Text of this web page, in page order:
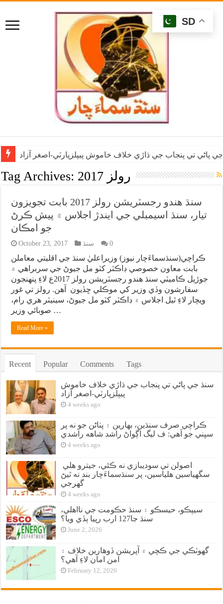
پاڻي تي پنجاب جي ڌاڙي خلاف خاموش پيپلزپارٽي-اصغر آزاد
Tag Archives: 2017 رولز
سنڌ هندو رجسٽريشن رولز 2017 بابت تجويزون
تيار، سنڌ اسيمبلي جي ايندڙ اجلاس ۾ پيش ڪرڻ
جو امڪان
October 23, 2017 سنڌ 0
ڪراچي(سنڌسماءَچار نيوز) وزيراعليٰ سنڌ جي اقليتي معاملن
بابت معاون خصوصي ڊاڪٽر کٽو مل جيوڻ جي سربراهي ۾
جوڙيل ڪاميٽي سنڌ هندو رجسٽريشن رولز 2017ع لاءِ پنهنجون
سفارشون وڏي وزير کي موڪلي ڇڏيون آهن. رولز تي غور
ويچار لاءِ ٿيل اجلاس ۾ ڊاڪٽر کٽو مل جيوڻ، سينيٽر هري رام،
صوبائي وزير …
Read More »
Recent Popular Comments Tags
سنڌ جي پاڻي تي پنجاب جي ڌاڙي خلاف خاموش
پيپلزپارٽي-اصغر آزاد
4 weeks ago
ڪراچي صرف سنڌين، بهارين ۽ پٺاڻن جو نه پر
سڀني جو آهي: ف ليگ اڳواڻ راشد شاهه راشدي
4 weeks ago
سگهياسين هلياسين، پر سنڌسماءَچار بند نه ٿيڻ
گهرجي
4 weeks ago
سيپڪو، حيسڪو ۽ سنڌ حڪومت جي نااهلي،
سنڌ جا127 ارب رپيا ٻڏي ويا؟
June 2, 2026
گهوٽڪي جي ڪچي ۾ آپريشن ڏوهارين خلاف ۽
امن امان لاءِ آهي؟
February 12, 2026
SD